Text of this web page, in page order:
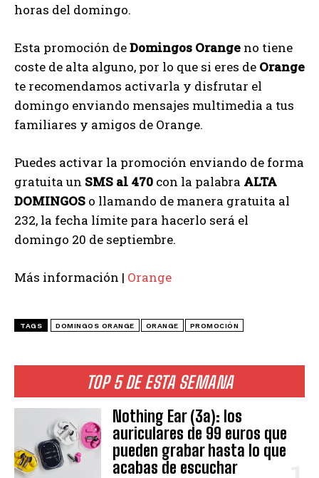
TOP 5 DE ESTA SEMANA
Nothing Ear (3a): los
auriculares de 99 euros que
pueden grabar hasta lo que
acabas de escuchar
horas del domingo.
Esta promoción deDomingos Orange no tiene
coste de alta alguno, por lo que si eres de Orange
te recomendamos activarla y disfrutar el
domingo enviando mensajes multimedia a tus
familiares y amigos de Orange.
Puedes activar la promoción enviando de forma
gratuita un SMS al 470 con la palabra ALTA
DOMINGOS o llamando de manera gratuita al
232, la fecha límite para hacerlo será el
domingo 20 de septiembre.
Más información | Orange
TAGS DOMINGOS ORANGE ORANGE PROMOCIÓN